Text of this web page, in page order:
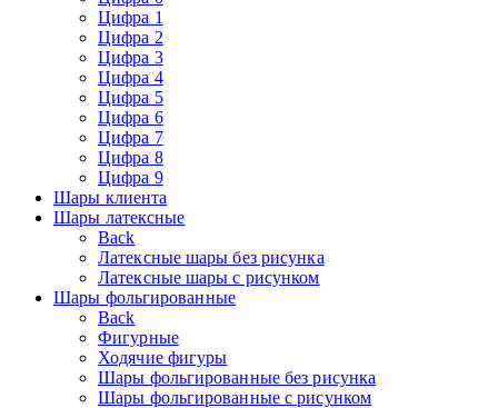
Цифра 1
Цифра 2
Цифра 3
Цифра 4
Цифра 5
Цифра 6
Цифра 7
Цифра 8
Цифра 9
Шары клиента
Шары латексные
Back
Латексные шары без рисунка
Латексные шары с рисунком
Шары фольгированные
Back
Фигурные
Ходячие фигуры
Шары фольгированные без рисунка
Шары фольгированные с рисунком